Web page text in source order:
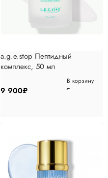
a.g.e.stop Пептидный
комплекс, 50 мл
9 900₽
В корзину